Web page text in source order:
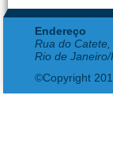
Endereço
Rua do
Rio de Janeiro/
©Copyright